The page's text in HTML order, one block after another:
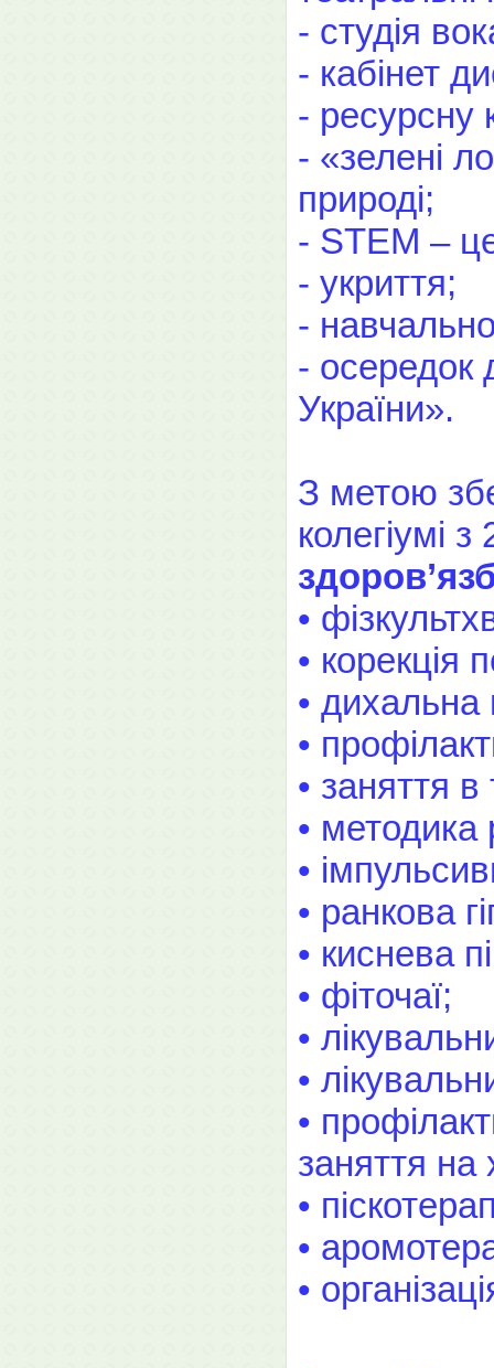
- студія
- кабінет
- ресурсну
- «зелені
природі;
- STEM –
- укриття;
-
- осередок
України».
З метою
колегіумі
•
• корекція
• дихальна
•
• заняття
• методика
•
• ранкова
• киснева
• фіточаї;
•
•
•
заняття на
•
•
•